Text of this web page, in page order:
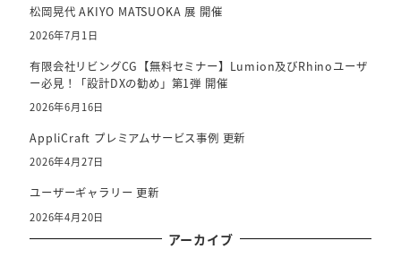
松岡晃代 AKIYO MATSUOKA 展 開催
2026年7月1日
有限会社リビングCG【無料セミナー】Lumion及びRhinoユーザ
ー必見！「設計DXの勧め」第1弾 開催
2026年6月16日
AppliCraft プレミアムサービス事例 更新
2026年4月27日
ユーザーギャラリー 更新
2026年4月20日
アーカイブ